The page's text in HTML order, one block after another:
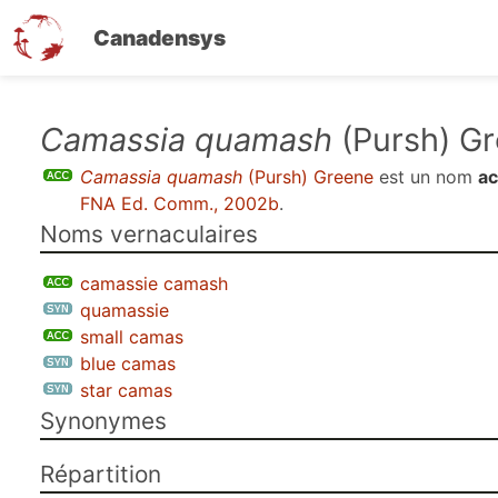
Canadensys
contenu
Camassia quamash (Pursh)
Camassia quamash (Pursh) Greene est un nom
FNA Ed. Comm., 2002b.
Noms vernaculaires
camassie camash
quamassie
small camas
blue camas
star camas
Synonymes
Répartition